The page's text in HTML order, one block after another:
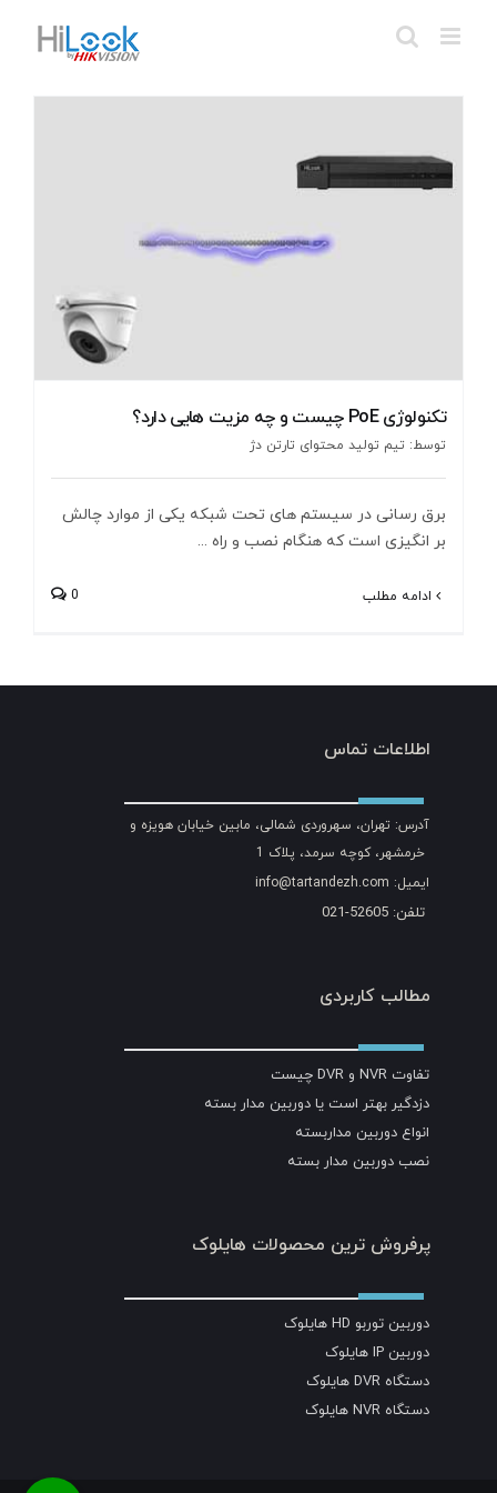
تکنولوژی PoE چیست و چه مزیت هایی دارد؟
توسط: تیم تولید محتوای تارتن دژ
برق رسانی در سیستم های تحت شبکه یکی از موارد چالش
بر انگیزی است که هنگام نصب و راه ...
ادامه مطلب 0
اطلاعات تماس
آدرس: تهران، سهروردی شمالی، مابین خیابان هویزه و
خرمشهر، کوچه سرمد، پلاک 1
ایمیل: info@tartandezh.com
تلفن: 52605-021
مطالب کاربردی
تفاوت NVR و DVR چیست
دزدگیر بهتر است یا دوربین مدار بسته
انواع دوربین مداربسته
نصب دوربین مدار بسته
پرفروش ترین محصولات هایلوک
دوربین توربو HD هایلوک
دوربین IP هایلوک
دستگاه DVR هایلوک
دستگاه NVR هایلوک